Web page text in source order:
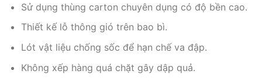
Sử dụng thùng carton chuyên dụng có độ bền cao.
Thiết kế lỗ thông gió trên bao bì.
Lót vật liệu chống sốc để hạn chế va đập.
Không xếp hàng quá chặt gây dập quả.